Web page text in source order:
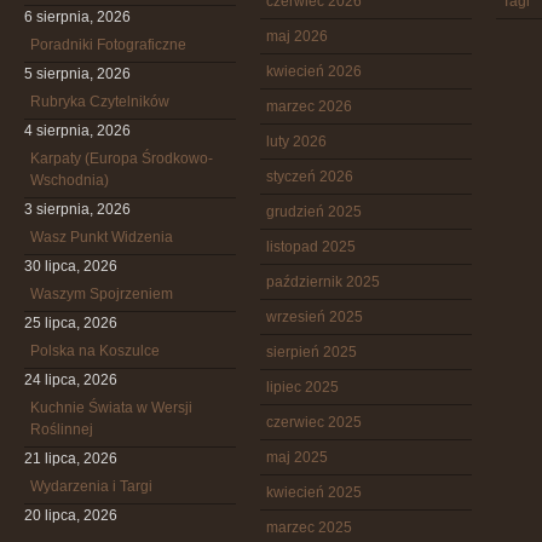
6 sierpnia, 2026
Poradniki Fotograficzne
5 sierpnia, 2026
Rubryka Czytelników
4 sierpnia, 2026
Karpaty (Europa Środkowo-
Wschodnia)
3 sierpnia, 2026
Wasz Punkt Widzenia
30 lipca, 2026
Waszym Spojrzeniem
25 lipca, 2026
Polska na Koszulce
24 lipca, 2026
Kuchnie Świata w Wersji
Roślinnej
21 lipca, 2026
Wydarzenia i Targi
20 lipca, 2026
maj 2026
kwiecień 2026
marzec 2026
luty 2026
styczeń 2026
grudzień 2025
listopad 2025
październik 2025
wrzesień 2025
sierpień 2025
lipiec 2025
czerwiec 2025
maj 2025
kwiecień 2025
marzec 2025